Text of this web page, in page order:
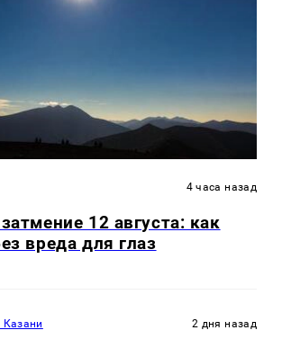
4 часа назад
12 августа: как
вреда для глаз
Казани 2 дня назад